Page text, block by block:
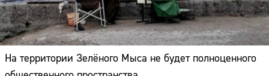
На территории Зелёного Мыса не будет полноценного